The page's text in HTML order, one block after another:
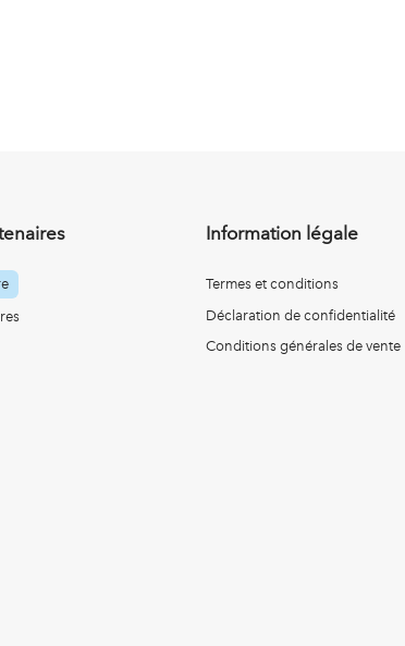
Information légale
Termes et conditions
Déclaration de confidentialité
Conditions générales de vente